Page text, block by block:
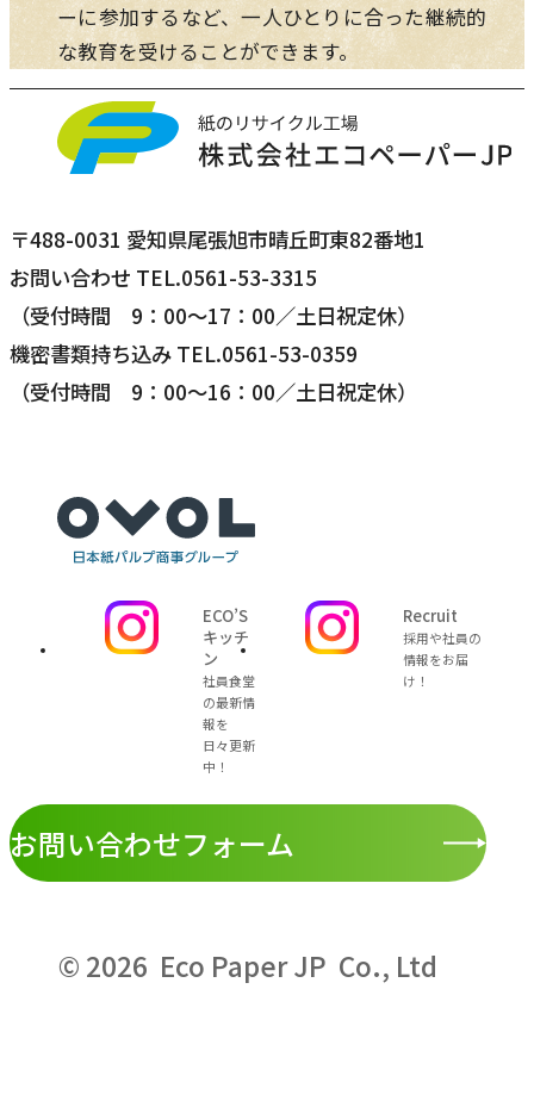
ーに参加するなど、一人ひとりに合った継続的
な教育を受けることができます。
〒488-0031 愛知県尾張旭市晴丘町東82番地1
お問い合わせ TEL.0561-53-3315
（受付時間 9：00～17：00／土日祝定休）
機密書類持ち込み TEL.0561-53-0359
（受付時間 9：00～16：00／土日祝定休）
ECO’S
キッチ
ン
社員食堂
の最新情
報を
日々更新
中！
Recruit
採用や社員の
情報をお届
け！
お問い合わせフォーム
© 2026 Eco Paper JP Co., Ltd